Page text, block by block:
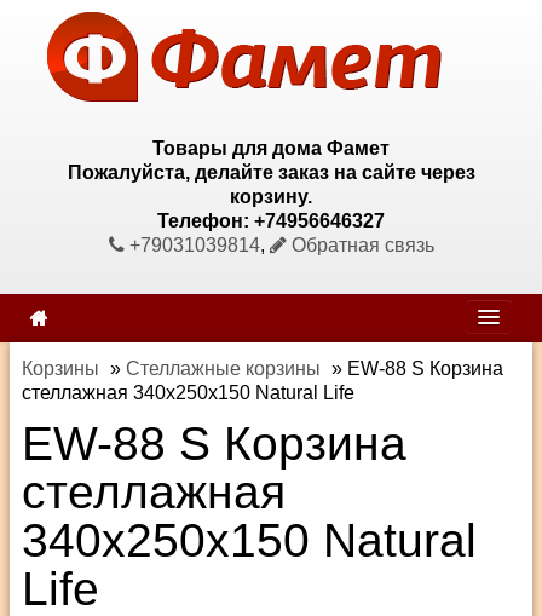
Товары для дома Фамет
Пожалуйста, делайте заказ на сайте через
корзину.
Телефон: +74956646327
+79031039814, Обратная связь
Корзины » Стеллажные корзины » EW-88 S Корзина
стеллажная 340х250х150 Natural Life
EW-88 S Корзина
стеллажная
340х250х150 Natural
Life